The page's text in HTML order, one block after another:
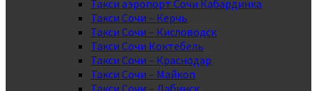
Такси аэропорт Сочи Кабардинка
Такси Сочи – Керчь
Такси Сочи – Кисловодск
Такси Сочи Коктебель
Такси Сочи – Краснодар
Такси Сочи – Майкоп
Такси Сочи – Лабинск